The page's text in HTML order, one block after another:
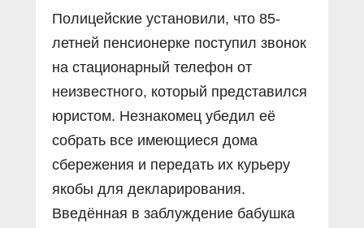
Полицейские установили, что 85-
летней пенсионерке поступил звонок
на стационарный телефон от
неизвестного, который представился
юристом. Незнакомец убедил её
собрать все имеющиеся дома
сбережения и передать их курьеру
якобы для декларирования.
Введённая в заблуждение бабушка